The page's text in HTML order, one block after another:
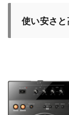
使い安さと